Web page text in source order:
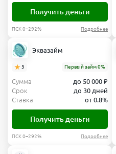
Получить деньги
ПСК 0–292% Подробнее
Эквазайм
5 Первый займ 0%
Сумма
до 50 000 ₽
Срок
до 30 дней
Ставка
от 0.8%
Получить деньги
ПСК 0–292% Подробнее